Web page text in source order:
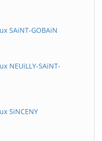
SAiNT-GOBAiN
NEUiLLY-SAiNT-
SiNCENY